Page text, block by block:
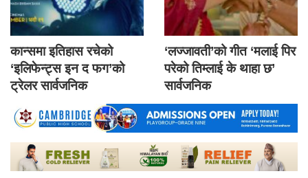
कान्समा इतिहास रचेको
‘इलिफेन्ट्स इन द फग’को
ट्रेलर सार्वजनिक
‘लज्जावती’को गीत ‘मलाई पिर
परेको तिम्लाई के थाहा छ’
सार्वजनिक